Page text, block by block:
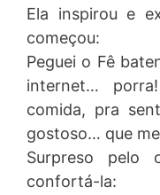
Ela inspirou e
começou:
Peguei o Fê
internet…
comida, pra
gostoso… que
Surpreso pelo
confortá-la: